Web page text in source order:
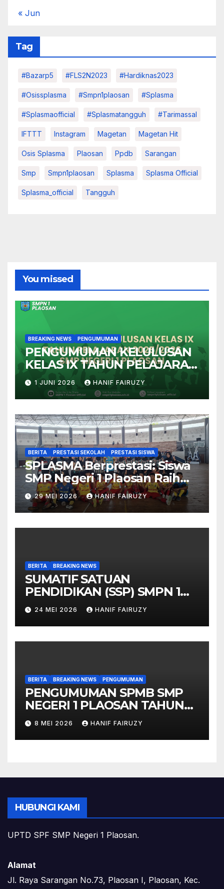
« Jun
Tag
#Bazarp5 #FLS2N2023 #hardiknas2023
#osissplasma #smpn1plaosan #splasma
#splasmaofficial #splasmatangguh #tarimassal
IFTTT Instagram Magetan Magetan Hit
Osis Splasma Plaosan Ppdb Sarangan
Smp Smpn1plaosan Splasma Splasma Official
Splasma_official Tangguh
You missed
BREAKING NEWS PENGUMUMAN
PENGUMUMAN KELULUSAN
KELAS IX TAHUN PELAJARAN
2025/2026
1 JUNI 2026 HANIF FAIRUZY
BERITA PRESTASI SEKOLAH PRESTASI SISWA
SPLASMA Berprestasi: Siswa
SMP Negeri 1 Plaosan Raih
Juara di O2SN Kabupaten
Magetan
29 MEI 2026 HANIF FAIRUZY
BERITA BREAKING NEWS
SUMATIF SATUAN
PENDIDIKAN (SSP) SMPN 1
PLAOSAN 13-22 MEI 2026
24 MEI 2026 HANIF FAIRUZY
BERITA BREAKING NEWS PENGUMUMAN
PENGUMUMAN SPMB SMP
NEGERI 1 PLAOSAN TAHUN
PELAJARAN 2026/2027
8 MEI 2026 HANIF FAIRUZY
HUBUNGI KAMI
UPTD SPF SMP Negeri 1 Plaosan.
Alamat
Jl. Raya Sarangan No.73, Plaosan I, Plaosan, Kec.